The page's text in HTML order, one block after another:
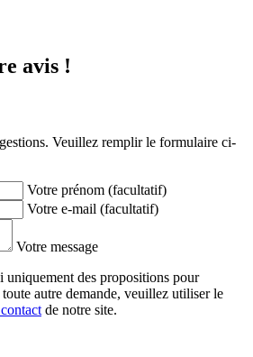
avis !
Veuillez remplir le formulaire ci-
Votre prénom (facultatif)
Votre e-mail (facultatif)
Votre message
des propositions pour
autre demande, veuillez utiliser le
de notre site.